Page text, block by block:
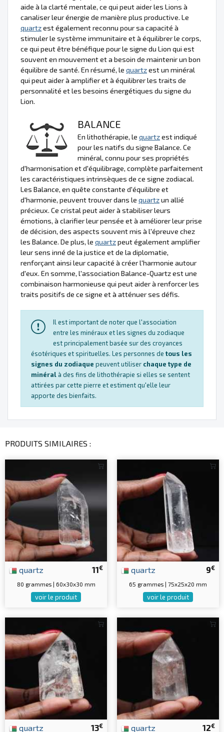
aide à la clarté mentale, ce qui peut aider les Lions à
canaliser leur énergie de manière plus productive. Le
quartzest également reconnu pour sa capacité à
stimuler le système immunitaire et à équilibrer le corps,
ce qui peut être bénéfique pour le signe du Lion qui est
souvent en mouvement et a besoin de maintenir un bon
équilibre de santé. En résumé, le quartzest un minéral
qui peut aider à amplifier et à équilibrer les traits de
personnalité et les besoins énergétiques du signe du
Lion.
BALANCE
En lithothérapie, le quartzest indiqué
pour les natifs du signe Balance. Ce
minéral, connu pour ses propriétés
d'harmonisation et d'équilibrage, complète parfaitement
les caractéristiques intrinsèques de ce signe zodiacal.
Les Balance, en quête constante d'équilibre et
d'harmonie, peuvent trouver dans le quartzun allié
précieux. Ce cristal peut aider à stabiliser leurs
émotions, à clarifier leur pensée et à améliorer leur prise
de décision, des aspects souvent mis à l'épreuve chez
les Balance. De plus, le quartzpeut également amplifier
leur sens inné de la justice et de la diplomatie,
renforçant ainsi leur capacité à créer l'harmonie autour
d'eux. En somme, l'association Balance-Quartz est une
combinaison harmonieuse qui peut aider à renforcer les
traits positifs de ce signe et à atténuer ses défis.
Il est important de noter que l'association
entre les minéraux et les signes du zodiaque
est principalement basée sur des croyances
ésotériques et spirituelles. Les personnes de tous les
signes du zodiaque peuvent utiliser chaque type de
minéralà des fins de lithothérapie si elles se sentent
attirées par cette pierre et estiment qu'elle leur
apporte des bienfaits.
PRODUITS SIMILAIRES :
11€
quartz
80 grammes | 60x30x30 mm
voir le produit
9€
quartz
65 grammes | 75x25x20 mm
voir le produit
13€
quartz 12€
quartz